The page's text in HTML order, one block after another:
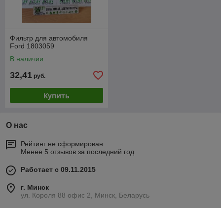
Фильтр для автомобиля
Ford 1803059
В наличии
32,41 руб.
Купить
О нас
Рейтинг не сформирован
Менее 5 отзывов за последний год
Работает с 09.11.2015
г. Минск
ул. Короля 88 офис 2, Минск, Беларусь